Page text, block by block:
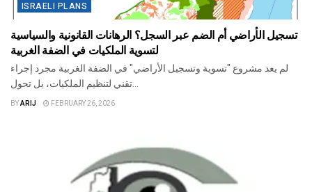
ISRAELI PLANS
تسجيل الأراضي أم الضم عبر السجل؟ الرهانات القانونية والسياسية
لتسوية الملكيات في الضفة الغربية
لم يعد مشروع "تسوية وتسجيل الأراضي" في الضفة الغربية مجرد إجراء
تقني لتنظيم الملكيات، بل تحول...
BYARIJ FEBRUARY 26, 2026